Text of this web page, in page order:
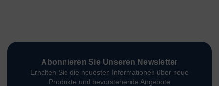
Abonnieren Sie Unseren Newsletter
Erhalten Sie die neuesten Informationen über neue
Produkte und bevorstehende Angebote